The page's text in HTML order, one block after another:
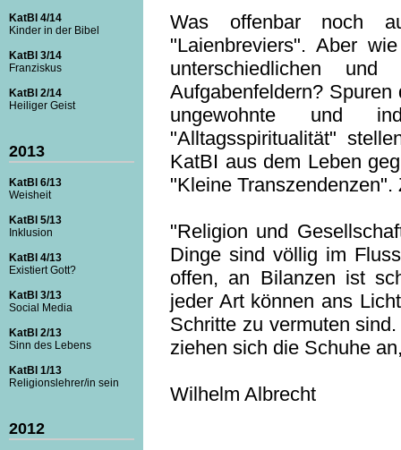
KatBl 4/14
Kinder in der Bibel
KatBl 3/14
Franziskus
KatBl 2/14
Heiliger Geist
2013
KatBl 6/13
Weisheit
KatBl 5/13
Inklusion
KatBl 4/13
Existiert Gott?
KatBl 3/13
Social Media
KatBl 2/13
Sinn des Lebens
KatBl 1/13
Religionslehrer/in sein
2012
Was offenbar noch
"Laienbreviers". Aber
unterschiedlichen und
Aufgabenfeldern?
ungewohnte und
"Alltagsspiritualität"
KatBI aus dem Leben
"Kleine
"Religion und
Dinge sind völlig im
offen, an Bilanzen ist
jeder Art können ans
Schritte zu vermuten
ziehen sich die Schuhe
Wilhelm Albrecht